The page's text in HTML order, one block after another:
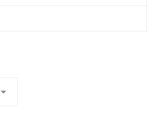
arrow_drop_down